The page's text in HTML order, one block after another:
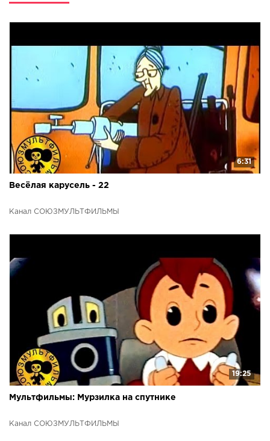
6:31
Весёлая карусель - 22
Канал СОЮЗМУЛЬТФИЛЬМЫ
19:25
Мультфильмы: Мурзилка на спутнике
Канал СОЮЗМУЛЬТФИЛЬМЫ